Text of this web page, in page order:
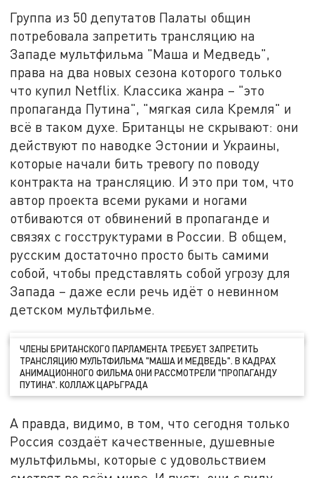
Группа из 50 депутатов Палаты общин
потребовала запретить трансляцию на
Западе мультфильма "Маша и Медведь",
права на два новых сезона которого только
что купил Netflix. Классика жанра – "это
пропаганда Путина", "мягкая сила Кремля" и
всё в таком духе. Британцы не скрывают: они
действуют по наводке Эстонии и Украины,
которые начали бить тревогу по поводу
контракта на трансляцию. И это при том, что
автор проекта всеми руками и ногами
отбиваются от обвинений в пропаганде и
связях с госструктурами в России. В общем,
русским достаточно просто быть самими
собой, чтобы представлять собой угрозу для
Запада – даже если речь идёт о невинном
детском мультфильме.
ЧЛЕНЫ БРИТАНСКОГО ПАРЛАМЕНТА ТРЕБУЕТ ЗАПРЕТИТЬ
ТРАНСЛЯЦИЮ МУЛЬТФИЛЬМА "МАША И МЕДВЕДЬ". В КАДРАХ
АНИМАЦИОННОГО ФИЛЬМА ОНИ РАССМОТРЕЛИ "ПРОПАГАНДУ
ПУТИНА". КОЛЛАЖ ЦАРЬГРАДА
А правда, видимо, в том, что сегодня только
Россия создаёт качественные, душевные
мультфильмы, которые с удовольствием